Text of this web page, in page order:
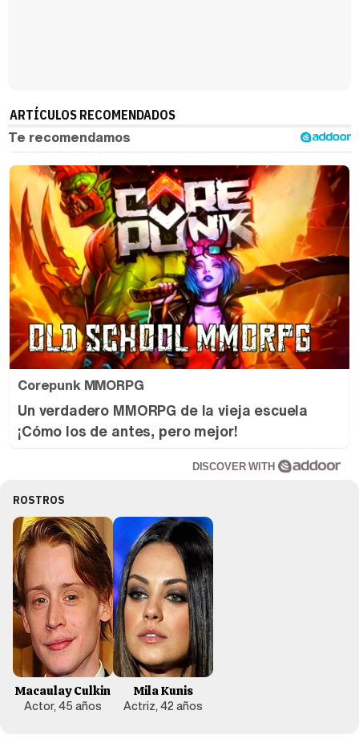
ARTÍCULOS RECOMENDADOS
Corepunk MMORPG
Un verdadero MMORPG de la vieja escuela
¡Cómo los de antes, pero mejor!
DISCOVER WITH
ROSTROS
Macaulay Culkin
Actor, 45 años
Mila Kunis
Actriz, 42 años